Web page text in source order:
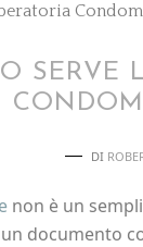
SERVE
DI
non è un
documento